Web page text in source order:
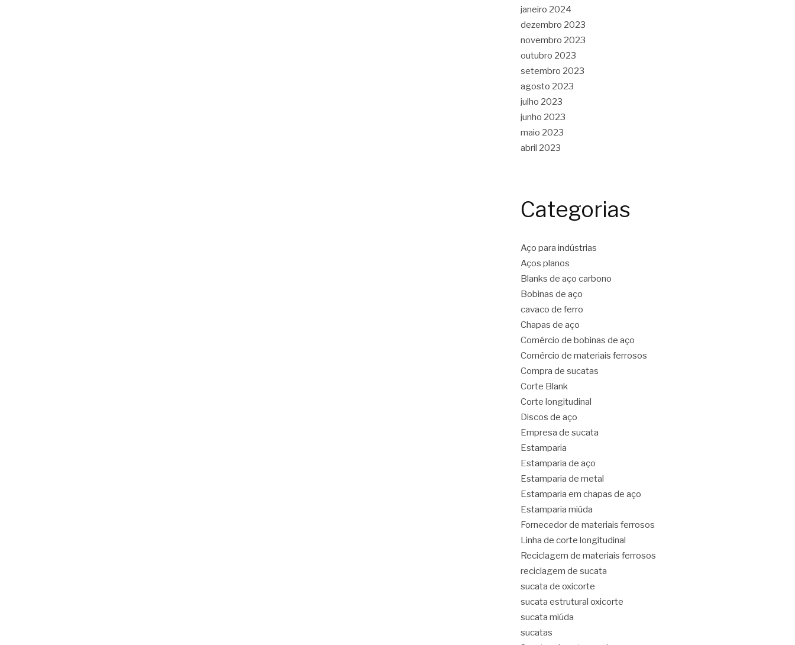
janeiro 2024
dezembro 2023
novembro 2023
outubro 2023
setembro 2023
agosto 2023
julho 2023
junho 2023
maio 2023
abril 2023
Categorias
Aço para indústrias
Aços planos
Blanks de aço carbono
Bobinas de aço
cavaco de ferro
Chapas de aço
Comércio de bobinas de aço
Comércio de materiais ferrosos
Compra de sucatas
Corte Blank
Corte longitudinal
Discos de aço
Empresa de sucata
Estamparia
Estamparia de aço
Estamparia de metal
Estamparia em chapas de aço
Estamparia miúda
Fornecedor de materiais ferrosos
Linha de corte longitudinal
Reciclagem de materiais ferrosos
reciclagem de sucata
sucata de oxicorte
sucata estrutural oxicorte
sucata miúda
sucatas